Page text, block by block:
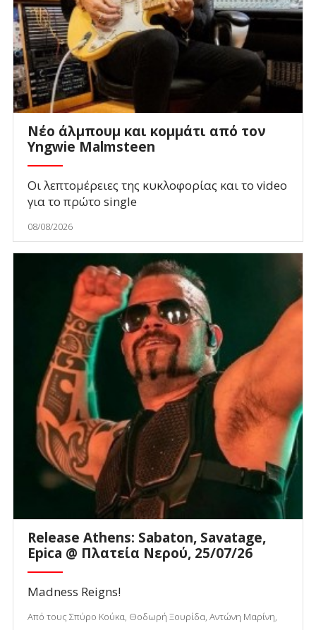
Νέο άλμπουμ και κομμάτι από τον
Yngwie Malmsteen
Οι λεπτομέρειες της κυκλοφορίας και το video
για το πρώτο single
08/08/2026
Release Athens: Sabaton, Savatage,
Epica @ Πλατεία Νερού, 25/07/26
Madness Reigns!
Από τους Σπύρο Κούκα, Θοδωρή Ξουρίδα, Αντώνη Μαρίνη,